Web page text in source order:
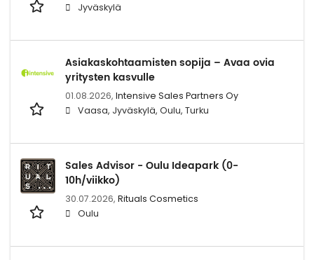
Jyväskylä
Asiakaskohtaamisten sopija – Avaa ovia
yritysten kasvulle
01.08.2026, Intensive Sales Partners Oy
Vaasa, Jyväskylä, Oulu, Turku
Sales Advisor - Oulu Ideapark (0-
10h/viikko)
30.07.2026, Rituals Cosmetics
Oulu